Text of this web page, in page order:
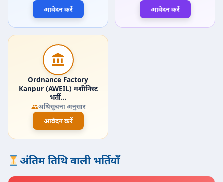
आवेदन करें आवेदन करें
Ordnance Factory
Kanpur (AWEIL) मशीनिस्ट
भर्ती…
अधिसूचना अनुसार
आवेदन करें
अंतिम तिथि वाली भर्तियाँ